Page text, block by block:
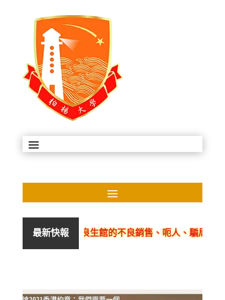
最新快報
解痛師及活泉美良生館的不良銷售、呃人、騙局、黑